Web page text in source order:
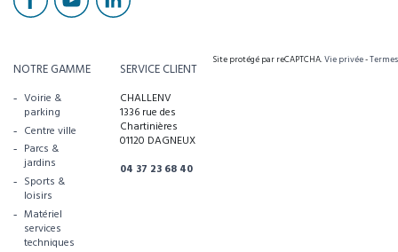
NOTRE GAMME
Voirie &
parking
Centre ville
Parcs &
jardins
Sports &
loisirs
Matériel
services
techniques
SERVICE CLIENT
CHALLENV
1336 rue des
Chartinières
01120 DAGNEUX
04 37 23 68 40
Site protégé par reCAPTCHA.Vie privée-Termes